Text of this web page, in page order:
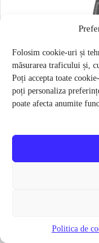
Folosim cookie-uri și
măsurarea traficului și,
Poți accepta toate
poți personaliza
poate afecta anumite
Politica de
Pantaloni functionali